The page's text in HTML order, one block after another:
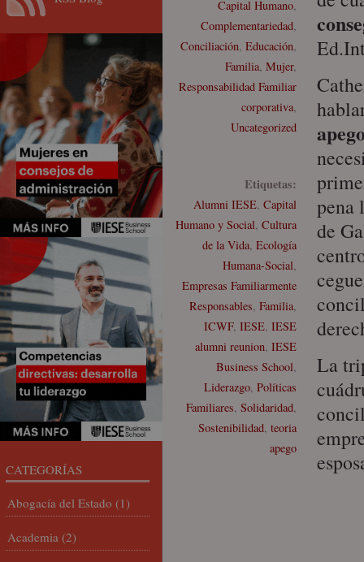
Capital Humano,
Complementariedad,
Conciliación, Educación,
Familia, Mujer,
Responsabilidad Familiar
corporativa,
Uncategorized
Etiquetas:
Alumni IESE, Capital
Humano y Social, Cultura
de la Vida, Ecología
Humana-Social,
Empresas Familiarmente
Responsables, Familia,
ICWF, IESE, IESE
alumni reunion, IESE
Business School,
Liderazgo, Políticas
Familiares, Solidaridad,
Sostenibilidad, teoria
apego
pena
de
La
CATEGORÍAS
Abogacía del Estado (1)
Academia (2)